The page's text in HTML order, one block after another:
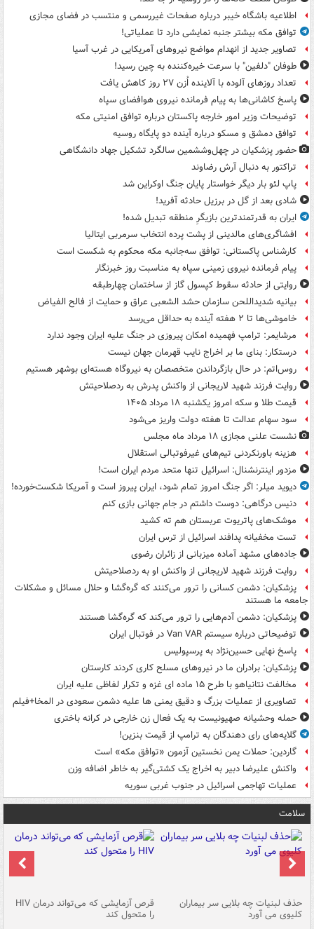
اطلاعیه باشگاه خیبر درباره صفحات غیررسمی و منتسب در فضای مجازی
توافق مکه بیشتر جنبه نمایشی دارد تا عملیاتی!
تصاویر جدید از انهدام مواضع نیروهای آمریکایی در غرب آسیا
طوفان "دلفین" با سرعت خیره‌کننده به چین رسید!
تعداد روزهای آلوده با آلاینده اُزن ۲۷ روز کاهش یافت
پاسخ کاشانی‌ها به پیام فرمانده نیروی هوافضای سپاه
توضیحات وزیر امور خارجه پاکستان درباره توافق امنیتی مکه
توافق دمشق و مسکو درباره آینده دو پایگاه روسیه
حضور پزشکیان در چهل‌وششمین سالگرد تشکیل جهاد دانشگاهی
تراکتور به دنبال آرش رضاوند
پاپ لئو بار دیگر خواستار پایان جنگ اوکراین شد
شادی بعد از گل در برزیل حادثه آفرید!
ایران به قدرتمندترین بازیگرِ منطقه تبدیل شده!
افشاگری‌های مالدینی از پشت پرده انتخاب سرمربی ایتالیا
کارشناس پاکستانی: توافق سه‌جانبه مکه محکوم به شکست است
پیام فرمانده نیروی زمینی سپاه به مناسبت روز خبرنگار
روایتی از حادثه سقوط کپسول گاز از ساختمان چهارطبقه
بیانیه شدیداللحن سازمان حشد الشعبی عراق و حمایت از فالح الفیاض
خاموشی‌ها تا ۲ هفته آینده به حداقل می‌رسد
مرشایمر: ترامپ فهمیده امکان پیروزی در جنگ علیه ایران وجود ندارد
درستکار: بنای ما بر اخراج نایب قهرمان جهان نیست
روس‌اتم: در حال بازگرداندن متخصصان به نیروگاه هسته‌ای بوشهر هستیم
روایت فرزند شهید لاریجانی از واکنش پدرش به ردصلاحیتش
قیمت طلا و سکه امروز یکشنبه ۱۸ مرداد ۱۴۰۵
سود سهام عدالت تا هفته دولت واریز می‌شود
نشست علنی مجازی ۱۸ مرداد ماه مجلس
هزینه باورنکردنی تیم‌های غیرفوتبالی استقلال
مزدور اینترنشنال: اسرائیل تنها متحد مردم ایران است!
دیوید میلر: اگر جنگ امروز تمام شود، ایران پیروز است و آمریکا شکست‌خورده!
دنیس درگاهی: دوست داشتم در جام جهانی بازی کنم
موشک‌های پاتریوت عربستان هم ته‌ کشید
تست مخفیانه پدافند اسرائیل از ترس ایران
جاده‌های مشهد آماده میزبانی از زائران رضوی
روایت فرزند شهید لاریجانی از واکنش او به ردصلاحیتش
پزشکیان: دشمن کسانی را ترور می‌کنند که گره‌گشا و حلال مسائل و مشکلات
جامعه ما هستند
پزشکیان: دشمن آدم‌هایی را ترور می‌کند که گره‌گشا هستند
توضیحاتی درباره سیستم Van VAR در فوتبال ایران
پاسخ نهایی حسین‌نژاد به پرسپولیس
پزشکیان: برادران ما در نیروهای مسلح کاری کردند کارستان
مخالفت نتانیاهو با طرح ۱۵ ماده ای غزه و تکرار لفاظی علیه ایران
تصاویری از عملیات بزرگ و دقیق یمنی ها علیه دشمن سعودی در المخا+فیلم
حمله وحشیانه صهیونیست به یک فعال زن خارجی در کرانه باختری
گلایه‌های رای دهندگان به ترامپ از قیمت بنزین!
گاردین: حملات یمن نخستین آزمون «توافق مکه» است
واکنش علیرضا دبیر به اخراج یک کشتی‌گیر به خاطر اضافه وزن
عملیات تهاجمی اسرائیل در جنوب غربی سوریه
سلامت
حذف لبنیات چه بلایی سر بیماران
کلیوی می آورد
قرص آزمایشی که می‌تواند درمان HIV
را متحول کند